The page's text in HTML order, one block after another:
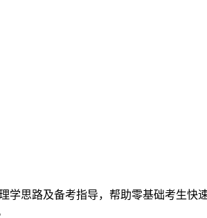
思路及备考指导，帮助零基础考生